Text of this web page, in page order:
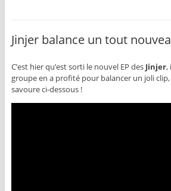
Jinjer balance un tout
C’est hier qu’est sorti le nouvel EP des Jinjer,
groupe en a profité pour balancer un joli clip,
savoure ci-dessous !